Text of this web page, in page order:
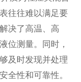
往往难以满足要
决了高温、高
位测量。同时，
及时发现并处理
全性和可靠性。